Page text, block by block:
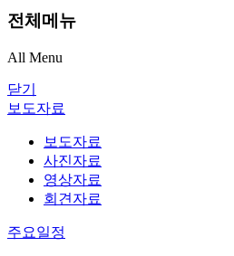
전체메뉴
All Menu
닫기
보도자료
보도자료
사진자료
영상자료
회견자료
주요일정